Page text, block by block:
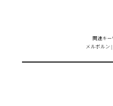
関連キー
メルボルン